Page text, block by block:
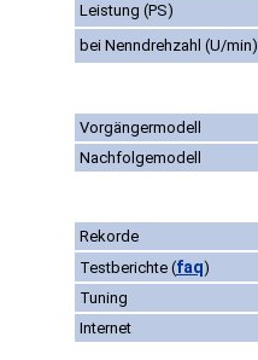
Leistung (PS)
bei Nenndrehzahl (U/min)
Vorgängermodell
Nachfolgemodell
Rekorde
Testberichte (faq)
Tuning
Internet